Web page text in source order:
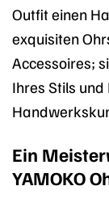
Outfit einen
exquisiten
Accessoires;
Ihres Stils
Ein
YAMOKO